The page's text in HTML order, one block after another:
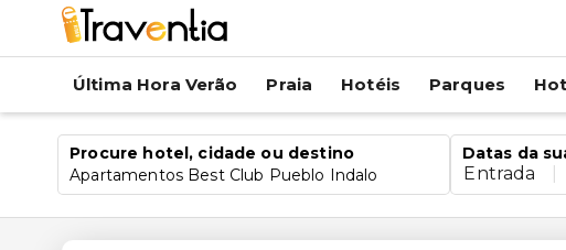
Última Hora Verão Praia Hotéis Parques
Procure hotel, cidade ou destino
Apartamentos Best Club Pueblo Indalo
Datas da
Entrada